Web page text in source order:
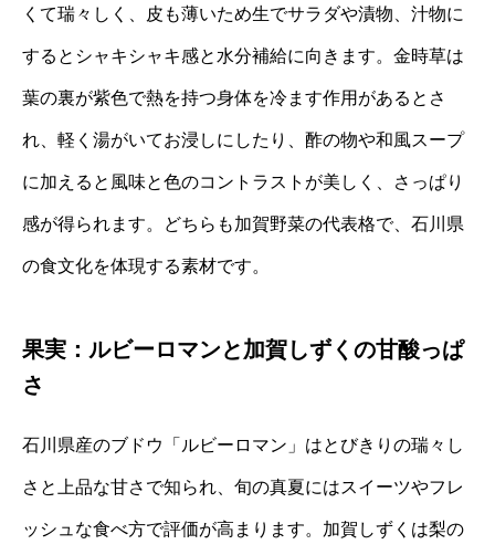
くて瑞々しく、皮も薄いため生でサラダや漬物、汁物に
するとシャキシャキ感と水分補給に向きます。金時草は
葉の裏が紫色で熱を持つ身体を冷ます作用があるとさ
れ、軽く湯がいてお浸しにしたり、酢の物や和風スープ
に加えると風味と色のコントラストが美しく、さっぱり
感が得られます。どちらも加賀野菜の代表格で、石川県
の食文化を体現する素材です。
果実：ルビーロマンと加賀しずくの甘酸っぱ
さ
石川県産のブドウ「ルビーロマン」はとびきりの瑞々し
さと上品な甘さで知られ、旬の真夏にはスイーツやフレ
ッシュな食べ方で評価が高まります。加賀しずくは梨の